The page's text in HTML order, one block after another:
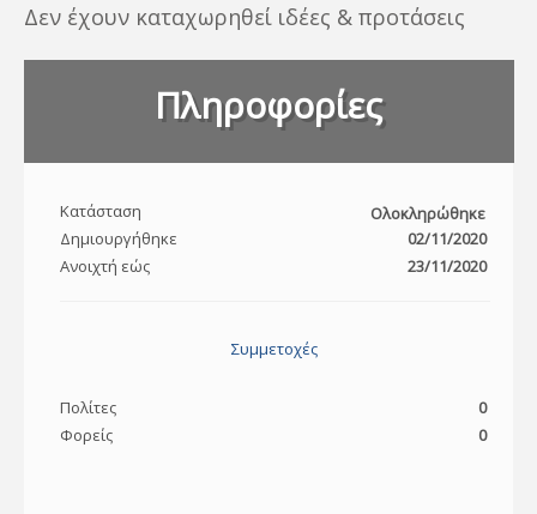
Δεν έχουν καταχωρηθεί ιδέες & προτάσεις
Πληροφορίες
Κατάσταση
Ολοκληρώθηκε
Δημιουργήθηκε
02/11/2020
Ανοιχτή εώς
23/11/2020
Συμμετοχές
Πολίτες
0
Φορείς
0